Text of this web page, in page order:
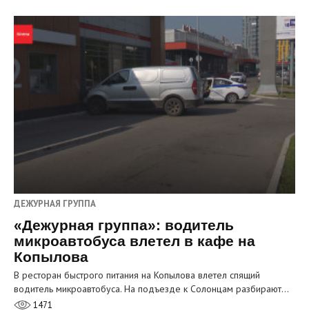
ДЕЖУРНАЯ ГРУППА
«Дежурная группа»: водитель
микроавтобуса влетел в кафе на
Копылова
В ресторан быстрого питания на Копылова влетел спящий
водитель микроавтобуса. На подъезде к Солонцам разбирают…
1471